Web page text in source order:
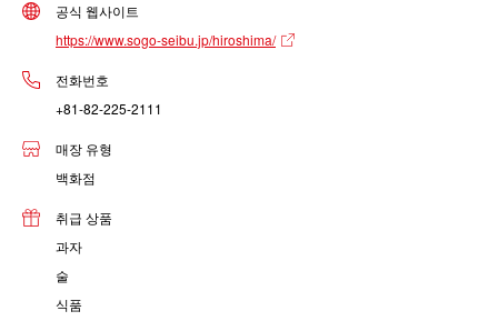
공식 웹사이트
https://www.sogo-seibu.jp/hiroshima/
전화번호
+81-82-225-2111
매장 유형
백화점
취급 상품
과자
술
식품